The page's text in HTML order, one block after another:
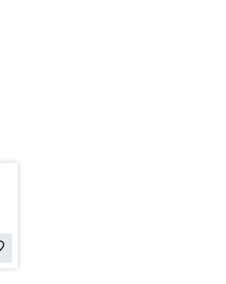
till i favoriter